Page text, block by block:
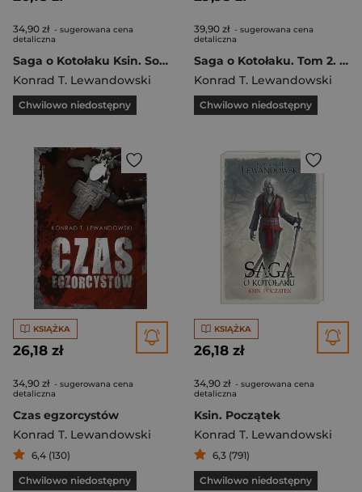
34,90 zł - sugerowana cena
detaliczna
Saga o Kotołaku Ksin. Sobowtór
Konrad T. Lewandowski
Chwilowo niedostępny
39,90 zł - sugerowana cena
detaliczna
Saga o Kotołaku. Tom 2. Ksin drapieżca
Konrad T. Lewandowski
Chwilowo niedostępny
KSIĄŻKA
26,18 zł
34,90 zł - sugerowana cena
detaliczna
Czas egzorcystów
Konrad T. Lewandowski
6,4 (130)
Chwilowo niedostępny
KSIĄŻKA
26,18 zł
34,90 zł - sugerowana cena
detaliczna
Ksin. Początek
Konrad T. Lewandowski
6,3 (791)
Chwilowo niedostępny